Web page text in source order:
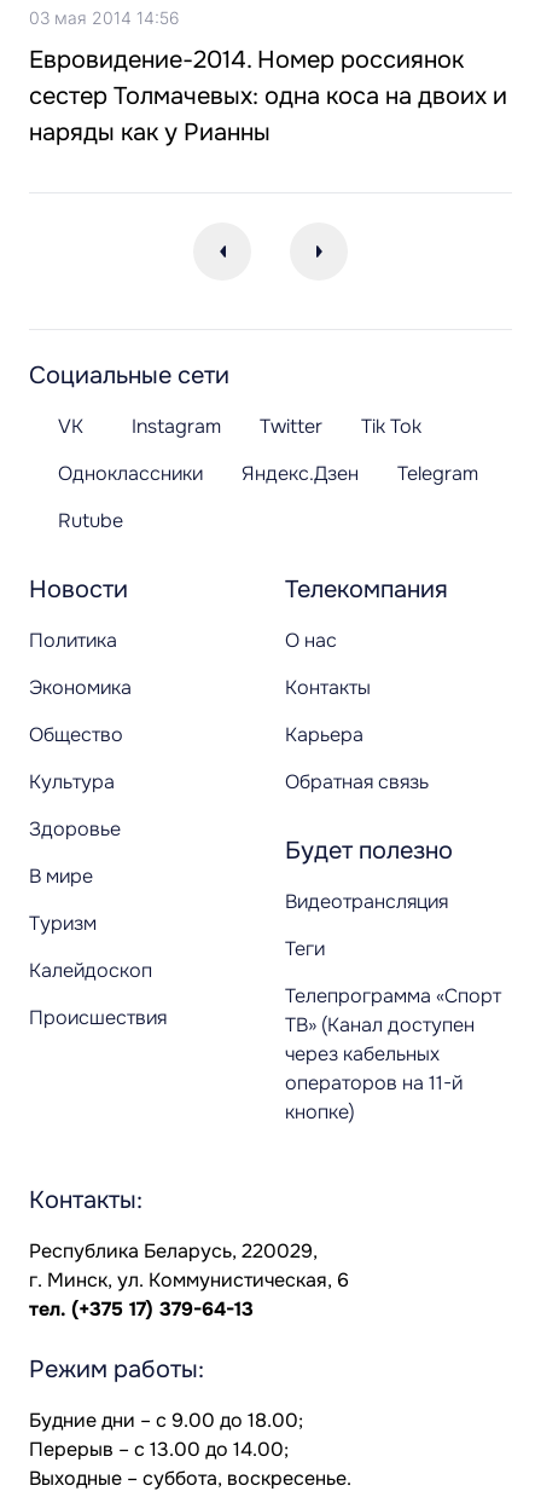
03 мая 2014 14:56
Евровидение-2014. Номер россиянок
сестер Толмачевых: одна коса на двоих и
наряды как у Рианны
Новости
Политика
Экономика
Общество
Культура
Здоровье
В мире
Туризм
Калейдоскоп
Происшествия
Телекомпания
О нас
Контакты
Карьера
Обратная связь
Будет полезно
Видеотрансляция
Теги
Телепрограмма «Спорт
ТВ» (Канал доступен
через кабельных
операторов на 11-й
кнопке)
Социальные сети
VK Instagram Twitter
Tik Tok
Одноклассники
Яндекс.Дзен
Telegram
Rutube
Контакты:
Республика Беларусь, 220029,
г. Минск, ул. Коммунистическая, 6
тел. (+375 17) 379-64-13
Режим работы:
Будние дни – с 9.00 до 18.00;
Перерыв – с 13.00 до 14.00;
Выходные – суббота, воскресенье.